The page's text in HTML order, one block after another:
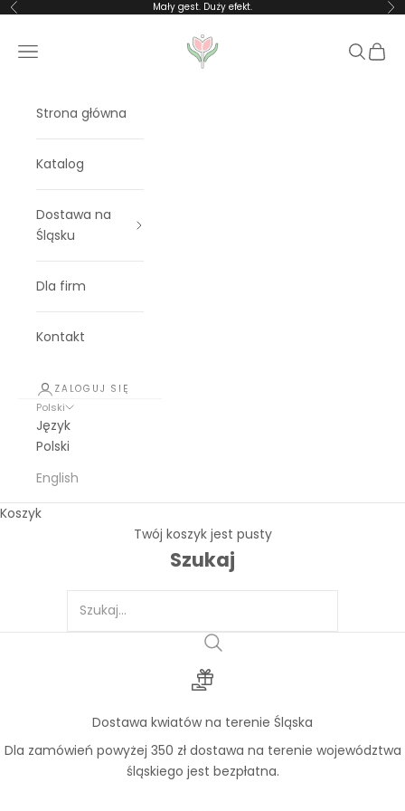
Przejdź do treści
Poprzednie Mały gest. Duży efekt.
Rosalia Blooms
Menu Szukaj
Strona główna
Katalog
Dostawa na
Śląsku
Dla firm
Kontakt
ZALOGUJ SIĘ
Polski
Język
Polski
English
Koszyk
Twój koszyk jest pusty
Szukaj
Dostawa kwiatów na terenie Śląska
Dla zamówień powyżej 350 zł dostawa na terenie województwa
śląskiego jest bezpłatna.